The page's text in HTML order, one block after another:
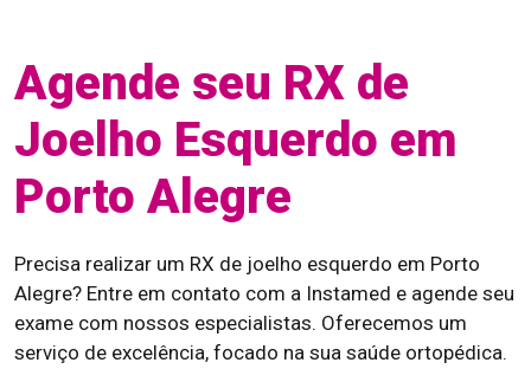
Agende seu RX de
Joelho Esquerdo em
Porto Alegre
Precisa realizar um RX de joelho esquerdo em Porto
Alegre? Entre em contato com a Instamed e agende seu
exame com nossos especialistas. Oferecemos um
serviço de excelência, focado na sua saúde ortopédica.